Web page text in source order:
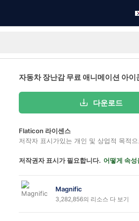
자동차 장난감 무료 애니메이션 아이
다운로드
Flaticon 라이센스
저작자 표시가있는 개인 및 상업적 목적
저작권자 표시가 필요합니다. 어떻게 속
Magnific
3,282,856의 리소스 다 보기